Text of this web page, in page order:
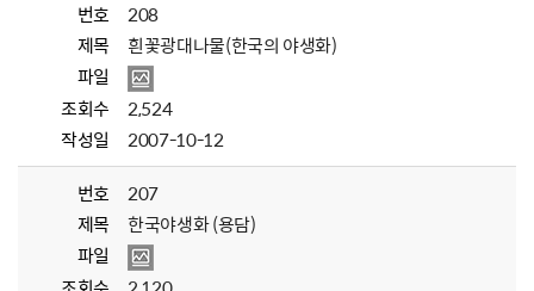
번호
208
제목
흰꽃광대나물(한국의 야생화)
파일
조회수
2,524
작성일
2007-10-12
번호
207
제목
한국야생화 (용담)
파일